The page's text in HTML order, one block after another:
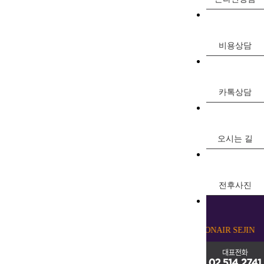
비용상담
카톡상담
오시는 길
전후사진
ONAIR